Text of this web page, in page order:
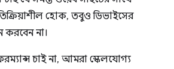
হোক, তবুও ডিভাইসের
করবেন না।
চাই না, আমরা স্কেলযোগ্য